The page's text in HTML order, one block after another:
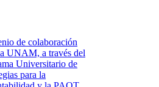
de colaboración
UNAM, a través del
Universitario de
para la